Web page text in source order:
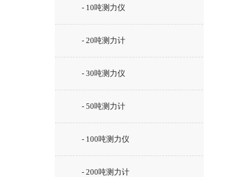
- 10吨测力仪
- 20吨测力计
- 30吨测力仪
- 50吨测力计
- 100吨测力仪
- 200吨测力计